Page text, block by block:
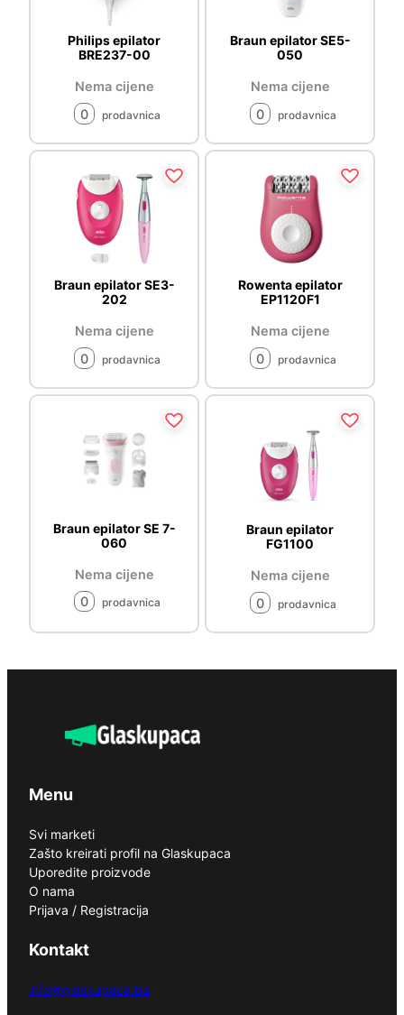
Philips epilator
BRE237-00
Nema cijene
0
prodavnica
Braun epilator SE5-
050
Nema cijene
0
prodavnica
Braun epilator SE3-
202
Nema cijene
0
prodavnica
Rowenta epilator
EP1120F1
Nema cijene
0
prodavnica
Braun epilator SE 7-
060
Nema cijene
0
prodavnica
Braun epilator
FG1100
Nema cijene
0
prodavnica
Menu
Svi marketi
Zašto kreirati profil na Glaskupaca
Uporedite proizvode
O nama
Prijava / Registracija
Kontakt
info@glaskupaca.ba